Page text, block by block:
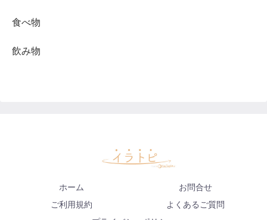
食べ物
飲み物
ホーム
お問合せ
ご利用規約
よくあるご質問